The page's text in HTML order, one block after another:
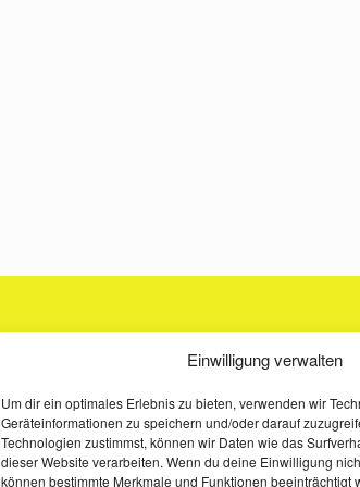
Einwilligung verwalten
Um dir ein optimales Erlebnis zu bieten, verwenden wir
Geräteinformationen zu speichern und/oder darauf
Technologien zustimmst, können wir Daten wie das
dieser Website verarbeiten. Wenn du deine Einwilligung
können bestimmte Merkmale und Funktionen beeinträchtigt